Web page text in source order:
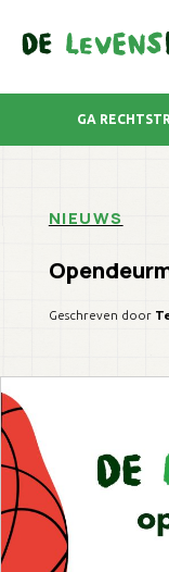
GA
NIEUWS
Geschreven door